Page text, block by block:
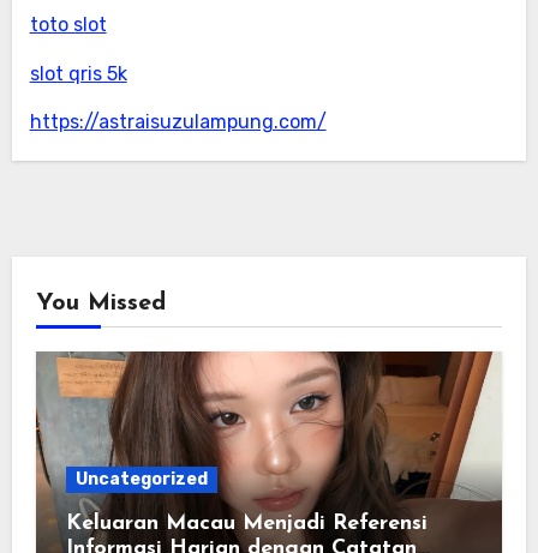
toto slot
slot qris 5k
https://astraisuzulampung.com/
You Missed
Uncategorized
Keluaran Macau Menjadi Referensi